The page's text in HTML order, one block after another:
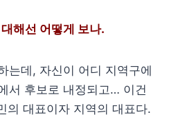
대해선 어떻게 보나.
는데, 자신이 어디 지역구에
서 후보로 내정되고… 이건
의 대표이자 지역의 대표다.